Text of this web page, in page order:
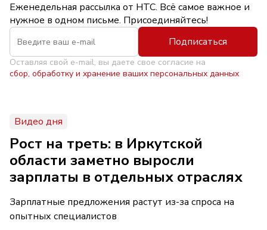
Еженедельная рассылка от НТС. Всё самое важное и
нужное в одном письме. Присоединяйтесь!
Подписаться
Оставляя свой e-mail, вы даете свое согласие на
сбор, обработку и хранение ваших персональных данных
Видео дня
Рост на треть: в Иркутской
области заметно выросли
зарплаты в отдельных отраслях
Зарплатные предложения растут из-за спроса на
опытных специалистов